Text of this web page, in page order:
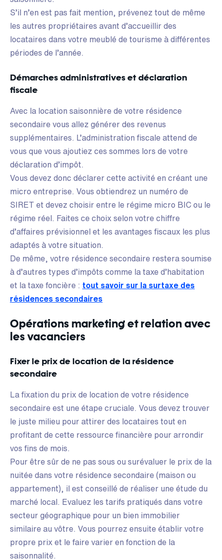
S’il n’en est pas fait mention, prévenez tout de même
les autres propriétaires avant d’accueillir des
locataires dans votre meublé de tourisme à différentes
périodes de l’année.
Démarches administratives et déclaration
fiscale
Avec la location saisonnière de votre résidence
secondaire vous allez générer des revenus
supplémentaires. L’administration fiscale attend de
vous que vous ajoutiez ces sommes lors de votre
déclaration d’impôt.
Vous devez donc déclarer cette activité en créant une
micro entreprise. Vous obtiendrez un numéro de
SIRET et devez choisir entre le régime micro BIC ou le
régime réel. Faites ce choix selon votre chiffre
d’affaires prévisionnel et les avantages fiscaux les plus
adaptés à votre situation.
De même, votre résidence secondaire restera soumise
à d’autres types d’impôts comme la taxe d’habitation
et la taxe foncière : tout savoir sur la surtaxe des
résidences secondaires
Opérations marketing et relation avec
les vacanciers
Fixer le prix de location de la résidence
secondaire
La fixation du prix de location de votre résidence
secondaire est une étape cruciale. Vous devez trouver
le juste milieu pour attirer des locataires tout en
profitant de cette ressource financière pour arrondir
vos fins de mois.
Pour être sûr de ne pas sous ou surévaluer le prix de la
nuitée dans votre résidence secondaire (maison ou
appartement), il est conseillé de réaliser une étude du
marché local. Evaluez les tarifs pratiqués dans votre
secteur géographique pour un bien immobilier
similaire au vôtre. Vous pourrez ensuite établir votre
propre prix et le faire varier en fonction de la
saisonnalité.